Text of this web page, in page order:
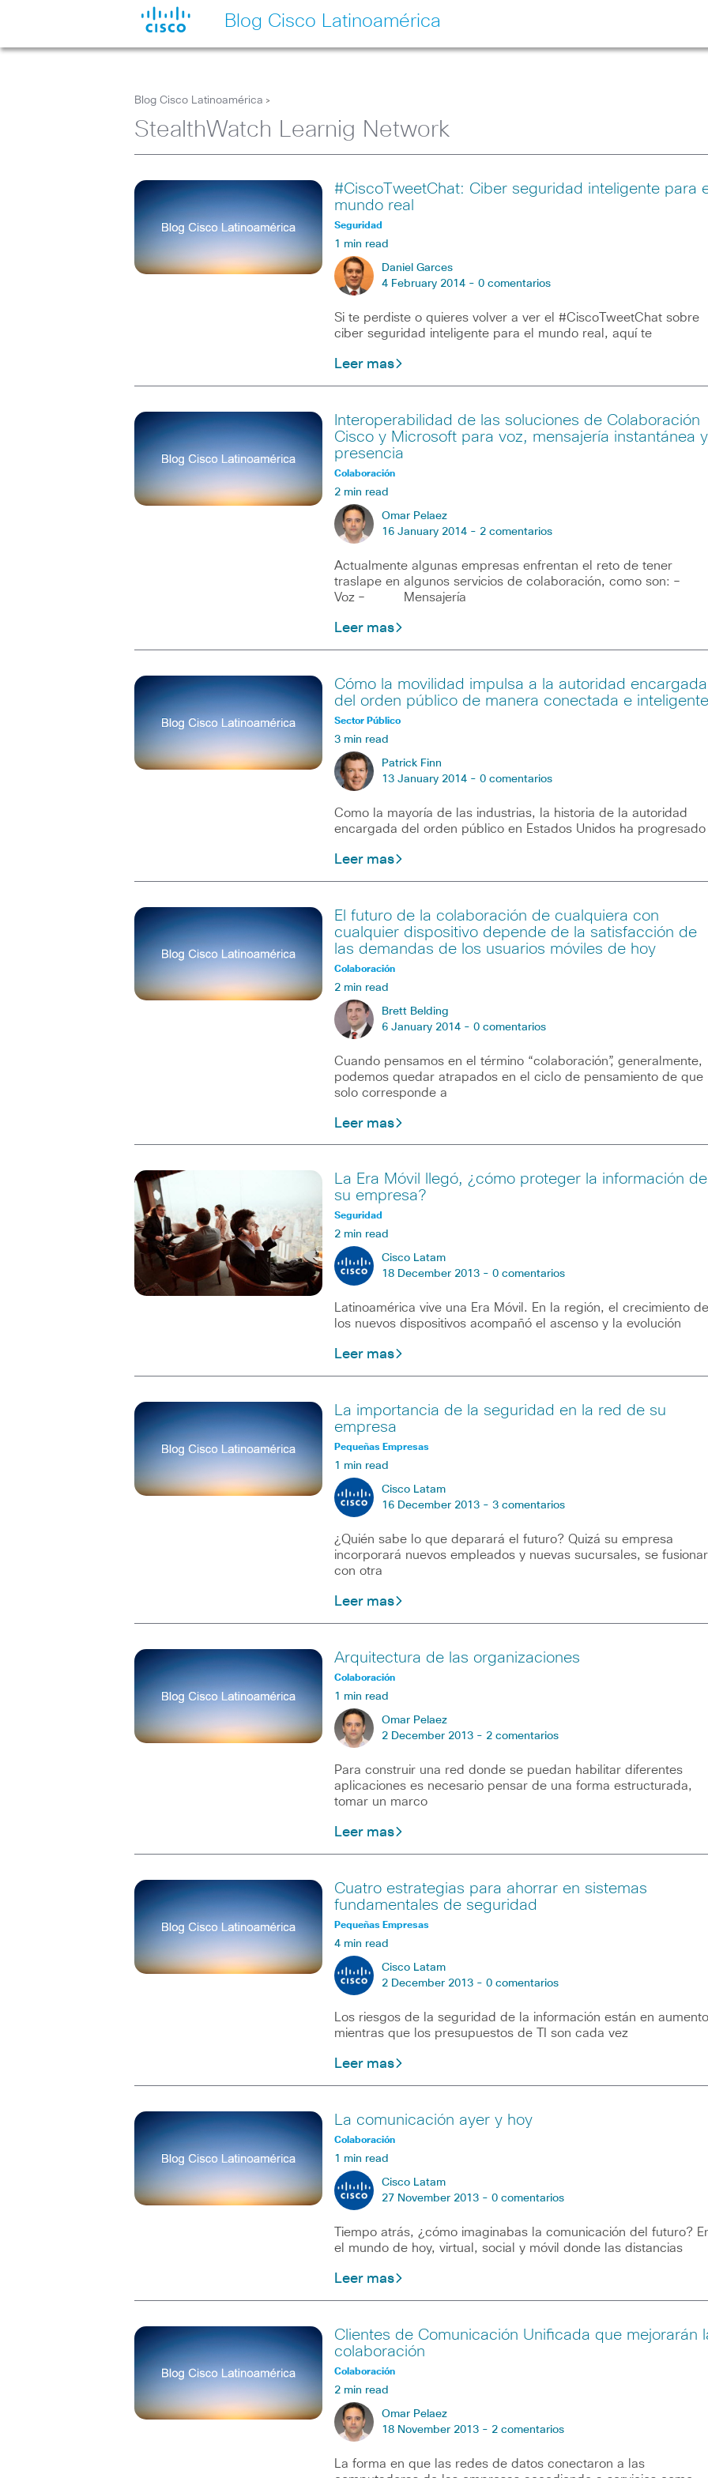
Blog Cisco Latinoamérica
Blog Cisco Latinoamérica >
StealthWatch Learnig Network
#CiscoTweetChat: Ciber seguridad inteligente para
mundo real
Seguridad
1 min read
Daniel Garces
4 February 2014 - 0 comentarios
Si te perdiste o quieres volver a ver el #CiscoTweetChat sobre
ciber seguridad inteligente para el mundo real, aquí te
Leer mas
Interoperabilidad de las soluciones de Colaboración
Cisco y Microsoft para voz, mensajería instantánea y
presencia
Colaboración
2 min read
Omar Pelaez
16 January 2014 - 2 comentarios
Actualmente algunas empresas enfrentan el reto de tener
traslape en algunos servicios de colaboración, como son:
Voz – Mensajería
Leer mas
Cómo la movilidad impulsa a la autoridad encargada
del orden público de manera conectada e inteligente
Sector Público
3 min read
Patrick Finn
13 January 2014 - 0 comentarios
Como la mayoría de las industrias, la historia de la autoridad
encargada del orden público en Estados Unidos ha progresado
Leer mas
El futuro de la colaboración de cualquiera con
cualquier dispositivo depende de la satisfacción de
las demandas de los usuarios móviles de hoy
Colaboración
2 min read
Brett Belding
6 January 2014 - 0 comentarios
Cuando pensamos en el término “colaboración”, generalmente,
podemos quedar atrapados en el ciclo de pensamiento de que
solo corresponde a
Leer mas
La Era Móvil llegó, ¿cómo proteger la información de
su empresa?
Seguridad
2 min read
Cisco Latam
18 December 2013 - 0 comentarios
Latinoamérica vive una Era Móvil. En la región, el crecimiento de
los nuevos dispositivos acompañó el ascenso y la evolución
Leer mas
La importancia de la seguridad en la red de su
empresa
Pequeñas Empresas
1 min read
Cisco Latam
16 December 2013 - 3 comentarios
¿Quién sabe lo que deparará el futuro? Quizá su empresa
incorporará nuevos empleados y nuevas sucursales, se
con otra
Leer mas
Arquitectura de las organizaciones
Colaboración
1 min read
Omar Pelaez
2 December 2013 - 2 comentarios
Para construir una red donde se puedan habilitar diferentes
aplicaciones es necesario pensar de una forma estructurada,
tomar un marco
Leer mas
Cuatro estrategias para ahorrar en sistemas
fundamentales de seguridad
Pequeñas Empresas
4 min read
Cisco Latam
2 December 2013 - 0 comentarios
Los riesgos de la seguridad de la información están en
mientras que los presupuestos de TI son cada vez
Leer mas
La comunicación ayer y hoy
Colaboración
1 min read
Cisco Latam
27 November 2013 - 0 comentarios
Tiempo atrás, ¿cómo imaginabas la comunicación del futuro?
el mundo de hoy, virtual, social y móvil donde las distancias
Leer mas
Clientes de Comunicación Unificada que mejorarán
colaboración
Colaboración
2 min read
Omar Pelaez
18 November 2013 - 2 comentarios
La forma en que las redes de datos conectaron a las